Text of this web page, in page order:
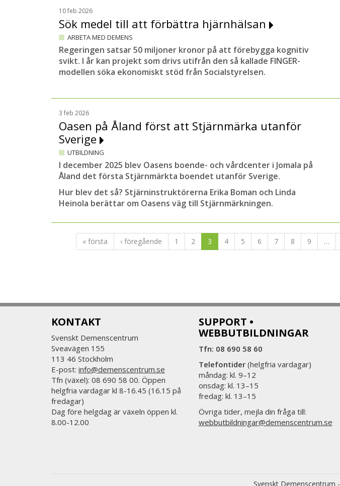
10 feb 2026
Sök medel till att förbättra hjärnhälsan
ARBETA MED DEMENS
Regeringen satsar 50 miljoner kronor på att förebygga kognitiv
svikt. I år kan projekt som drivs utifrån den så kallade FINGER-
modellen söka ekonomiskt stöd från Socialstyrelsen.
3 feb 2026
Oasen på Åland först att Stjärnmärka utanför
Sverige
UTBILDNING
I december 2025 blev Oasens boende- och vårdcenter i Jomala på
Åland det första Stjärnmärkta boendet utanför Sverige.
Hur blev det så? Stjärninstruktörerna Erika Boman och Linda
Heinola berättar om Oasens väg till Stjärnmärkningen.
« första ‹ föregående 1 2 3 4 5 6 7 8 9 …
KONTAKT
Svenskt Demenscentrum
Sveavägen 155
113 46 Stockholm
E-post: info@demenscentrum.se
Tfn (växel): 08 690 58 00. Öppen
helgfria vardagar kl 8-16.45 (16.15 på
fredagar)
Dag före helgdag är växeln öppen kl.
8.00-12.00
SUPPORT •
WEBBUTBILDNINGAR
Tfn: 08 690 58 60
Telefontider(helgfria vardagar)
måndag: kl. 9–12
onsdag: kl. 13–15
fredag: kl. 13–15
Övriga tider, mejla din fråga till:
webbutbildningar@demenscentrum.se
Svenskt Demenscentrum -